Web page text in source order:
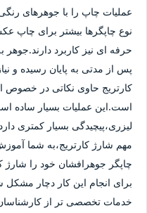
عملیات چاپ را با جوهرهای
نوع چاپگرها بیشتر برای چاپ
حرفه ای نیز کاربرد دارند.جوهر
پس از مدتی به پایان رسیده و
کارتریج حاوی نکاتی در خصوص
است.این عملیات بسیار ساده
لیزری،پیچیدگی بسیار کمتری
مهم شارژ کارتریج،به شما
چاپگر جوهرافشان خود را شارژ
برای انجام این کار دچار مشکل
خدمات تخصصی تر از کارشناسان